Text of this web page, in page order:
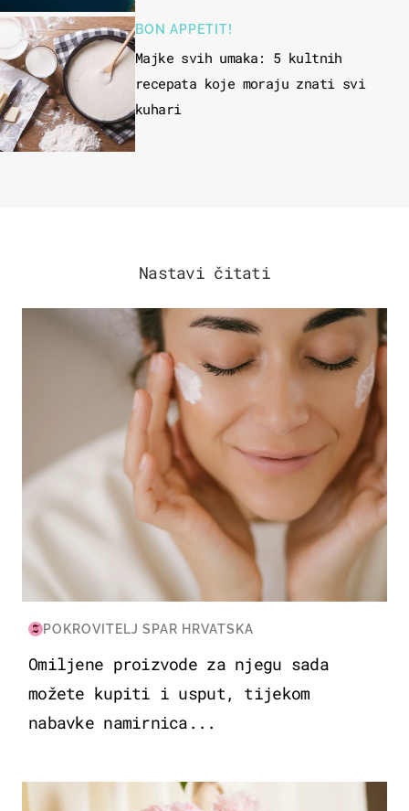
BON APPETIT!
Majke svih umaka: 5 kultnih
recepata koje moraju znati svi
kuhari
Nastavi čitati
MODA & LJEPOTA
POKROVITELJ SPAR HRVATSKA
Omiljene proizvode za njegu sada
možete kupiti i usput, tijekom
nabavke namirnica...
MODA & LJEPOTA